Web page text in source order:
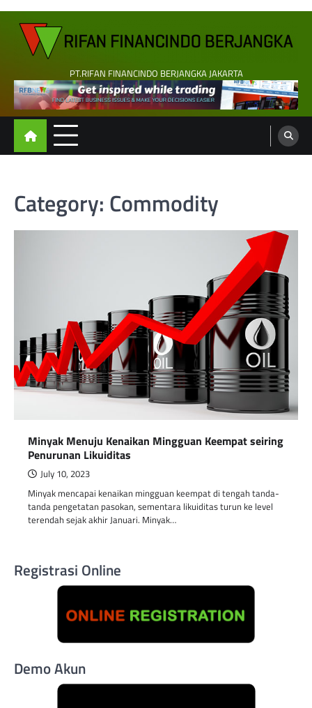
Skip
content
PT.RIFAN FINANCINDO BERJANGKA JAKARTA
Category: Commodity
Minyak Menuju Kenaikan Mingguan Keempat seiring
Penurunan Likuiditas
July 10, 2023
Minyak mencapai kenaikan mingguan keempat di tengah tanda-
tanda pengetatan pasokan, sementara likuiditas turun ke level
terendah sejak akhir Januari. Minyak…
Registrasi Online
Demo Akun